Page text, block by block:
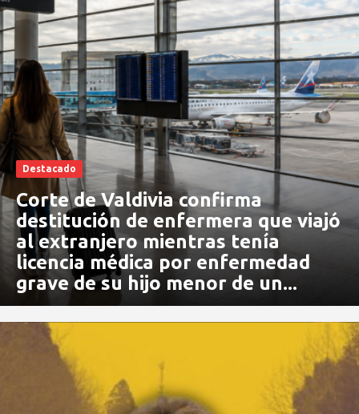
Destacado
Corte de Valdivia confirma
destitución de enfermera que viajó
al extranjero mientras tenía
licencia médica por enfermedad
grave de su hijo menor de un...